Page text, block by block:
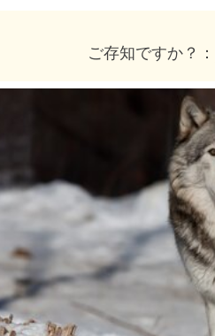
ご存知ですか？：